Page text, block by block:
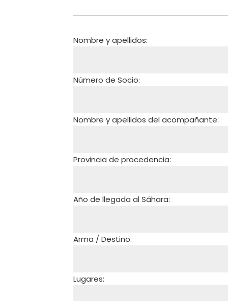
Nombre y apellidos:
Número de Socio:
Nombre y apellidos del acompañante:
Provincia de procedencia:
Año de llegada al Sáhara:
Arma / Destino:
Lugares: